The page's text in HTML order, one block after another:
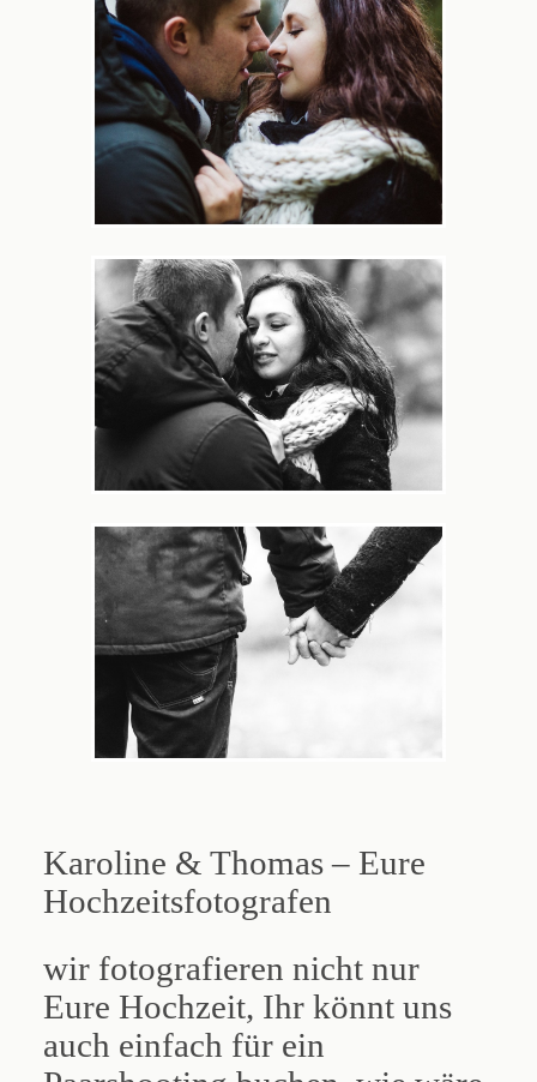
Karoline & Thomas – Eure
Hochzeitsfotografen
wir fotografieren nicht nur
Eure Hochzeit, Ihr könnt uns
auch einfach für ein